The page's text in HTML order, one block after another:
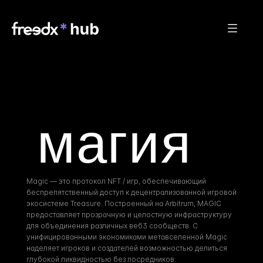
магия
Magic — это протокол NFT / игр, обеспечивающий
беспрепятственный доступ к децентрализованной игровой
экосистеме Treasure. Построенный на Arbitrum, MAGIC
предоставляет прозрачную и целостную инфраструктуру
для объединения различных веб3 сообществ. С
унифицированными экономиками метавселенной Magic
наделяет игроков и создателей возможностью делиться
глубокой ликвидностью без посредников.